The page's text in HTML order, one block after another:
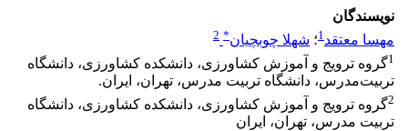
نویسندگان
مهسا معتقد1؛ شهلا چوبچیان*
2
1گروه ترویج و آموزش کشاورزی‌، دانشکده کشاورزی، دانشگاه
تربیت‌مدرس، دانشگاه تربیت مدرس، تهران، ایران.
2گروه ترویج و آموزش کشاورزی، دانشکده کشاورزی، دانشگاه
تربیت مدرس، تهران، ایران